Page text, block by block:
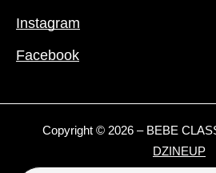
Instagram
Facebook
Copyright © 2026 – BEBE
DZINEUP